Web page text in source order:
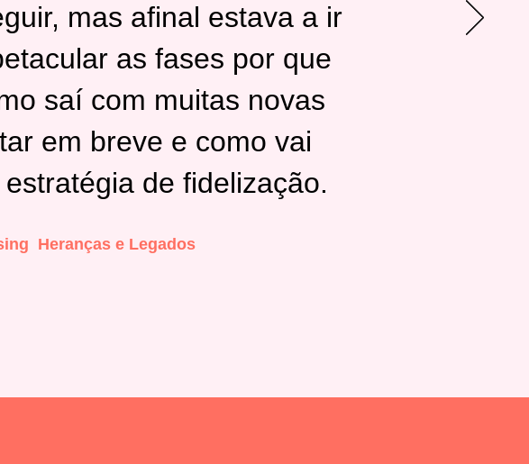
mas afinal estava a ir
as fases por que
saí com muitas novas
em breve e como vai
de fidelização.
Heranças e Legados